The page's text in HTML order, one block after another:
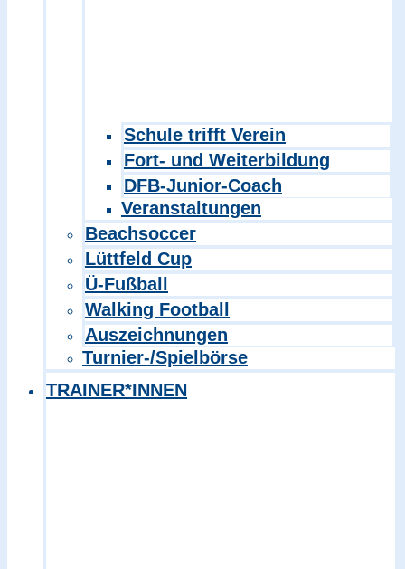
Schule trifft Verein
Fort- und Weiterbildung
DFB-Junior-Coach
Veranstaltungen
Beachsoccer
Lüttfeld Cup
Ü-Fußball
Walking Football
Auszeichnungen
Turnier-/Spielbörse
TRAINER*INNEN